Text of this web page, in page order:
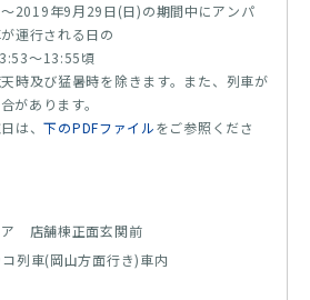
2019年9月29日(日)の期間中にアンパ
運行される日の
～13:55頃
時及び猛暑時を除きます。また、列車が
があります。
は、下のPDFファイルをご参照くださ
ア 店舗棟正面玄関前
列車(岡山方面行き)車内